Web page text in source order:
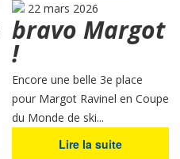
22 mars 2026
bravo Margot
!
Encore une belle 3e place
pour Margot Ravinel en Coupe
du Monde de ski...
Lire la suite